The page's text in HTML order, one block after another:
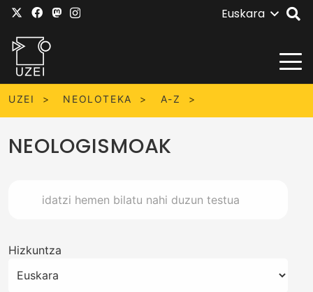
Euskara
UZEI NEOLOTEKA A-Z
NEOLOGISMOAK
Hizkuntza